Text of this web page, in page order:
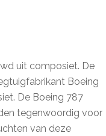
uit composiet. De
Boeing
De Boeing 787
tegenwoordig voor
van deze